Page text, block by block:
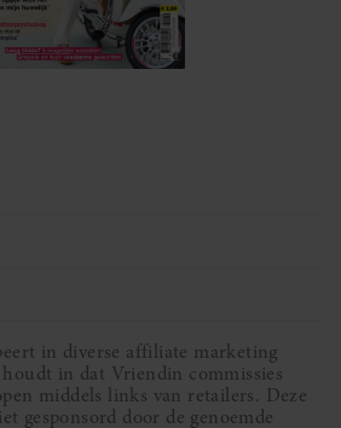
in diverse affiliate marketing
houdt in dat Vriendin commissies
middels links van retailers. Deze
gesponsord door de genoemde